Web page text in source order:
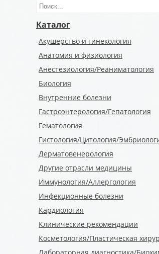
Каталог
Акушерство и гинекология
Анатомия и физиология
Анестезиология/Реаниматология
Биология
Внутренние болезни
Гастроэнтерология/Гепатология
Гематология
Гистология/Цитология/
Дерматовенерология
Другие отрасли медицины
Иммунология/Аллергология
Инфекционные болезни
Кардиология
Клинические рекомендации
Косметология/Пластическая